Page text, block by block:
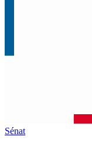
Sénat